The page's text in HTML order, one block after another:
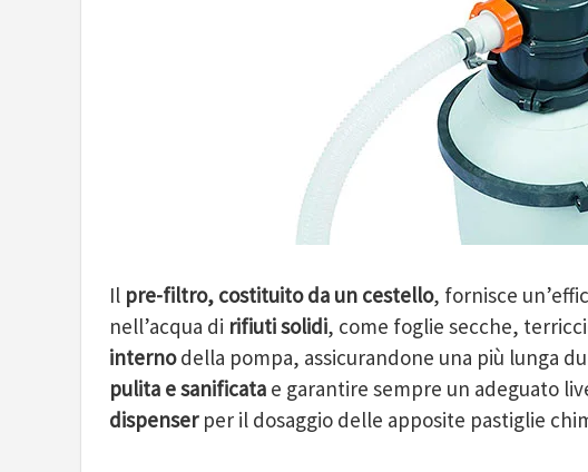
Il pre-filtro, costituito da un cestello, fornisce
nell’acqua di rifiuti solidi, come foglie secche,
internodella pompa, assicurandone una più lunga
pulita e sanificata e garantire sempre un adeguato
dispenserper il dosaggio delle apposite pastiglie